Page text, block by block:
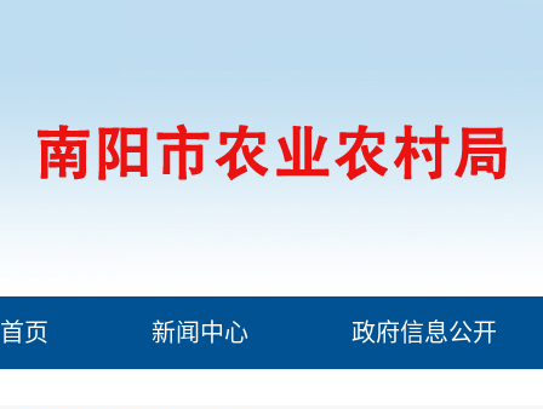
首页 新闻中心 政府信息公开